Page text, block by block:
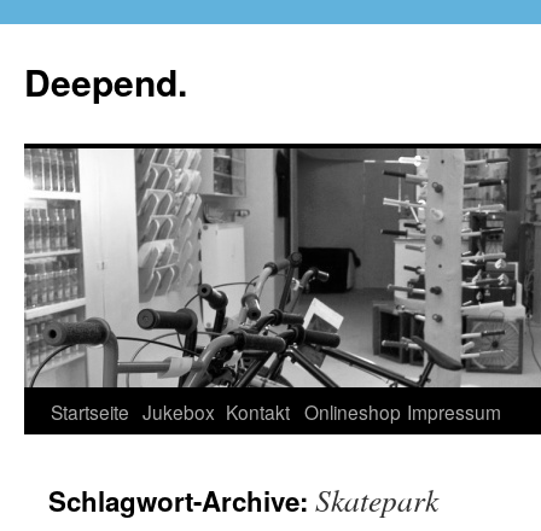
Deepend.
Startseite Jukebox Kontakt Onlineshop Impressum
Schlagwort-Archive: Skatepark